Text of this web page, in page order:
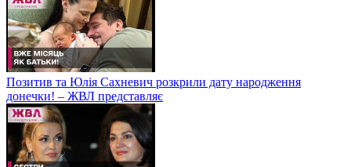
Позитив та Юлія Сахневич розкрили дату народження
донечки! – ЖВЛ представляє